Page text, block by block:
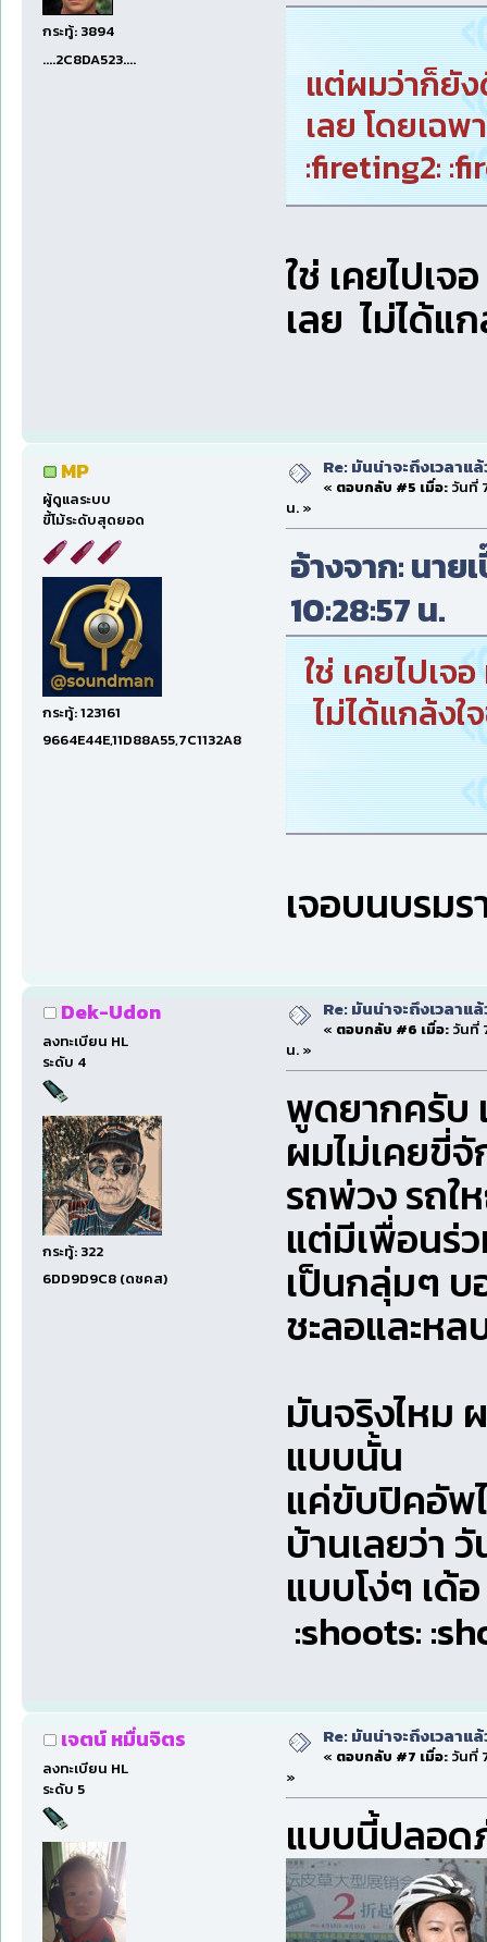
กระทู้: 3894
....2C8DA523....
แต่ผมว่าก็ยั
เลย โดยเฉพ
:fireting2:
ใช่ เคยไปเ
เลย ไม่ได้แ
MP
ผู้ดูแลระบบ
ขี้โม้ระดับสุดยอด
กระทู้: 123161
9664E44E,11D88A55,7C1132A8
Re: มันน่าจะถึงเวลาแ
« ตอบกลับ #5 เมื่อ:วันที่
น. »
อ้างจาก: นา
10:28:57 น.
ใช่ เคยไปเ
ไม่ได้แกล้งใ
เจอบนบรม
Dek-Udon
ลงทะเบียน HL
ระดับ 4
กระทู้: 322
6DD9D9C8 (ดชคส)
Re: มันน่าจะถึงเวลาแ
« ตอบกลับ #6 เมื่อ:วันที่
น. »
พูดยากครับ
ผมไม่เคยขี่
รถพ่วง รถใ
แต่มีเพื่อนร่
เป็นกลุ่มๆ บ
ชะลอและหล
มันจริงไหม
แบบนั้น
แค่ขับปิคอัพ
บ้านเลยว่า
แบบโง่ๆ เด้อ
:shoots:
เจตน์ หมื่นจิตร
ลงทะเบียน HL
ระดับ 5
Re: มันน่าจะถึงเวลาแ
« ตอบกลับ #7 เมื่อ:วันที่
»
แบบนี้ปลอ